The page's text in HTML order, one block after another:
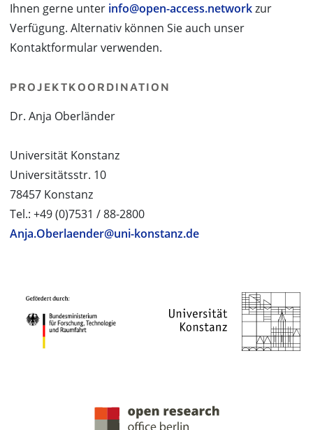
Ihnen gerne unter info@open-access.networkzur
Verfügung. Alternativ können Sie auch unser
Kontaktformular verwenden.
PROJEKTKOORDINATION
Dr. Anja Oberländer
Universität Konstanz
Universitätsstr. 10
78457 Konstanz
Tel.: +49 (0)7531 / 88-2800
Anja.Oberlaender@uni-konstanz.de